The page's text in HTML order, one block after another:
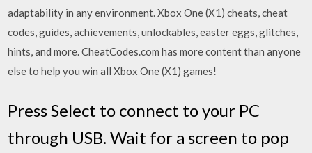
adaptability in any environment. Xbox One (X1) cheats, cheat
codes, guides, achievements, unlockables, easter eggs, glitches,
hints, and more. CheatCodes.com has more content than anyone
else to help you win all Xbox One (X1) games!
Press Select to connect to your PC
through USB. Wait for a screen to pop